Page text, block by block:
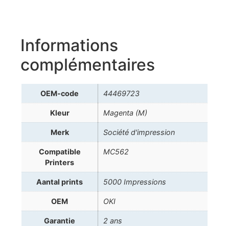
Informations
complémentaires
OEM-code 44469723
Kleur Magenta (M)
Merk Société d'impression
Compatible
Printers
MC562
Aantal prints 5000 Impressions
OEM OKI
Garantie 2 ans